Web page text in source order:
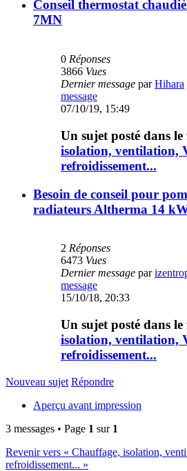
Conseil thermostat
7MN
0 Réponses
3866 Vues
Dernier message parHihara
message
07/10/19, 15:49
Un sujet posté dans
isolation, ventilation,
refroidissement...
Besoin de conseil pour
radiateurs Altherma 14
2 Réponses
6473 Vues
Dernier message par
message
15/10/18, 20:33
Un sujet posté dans
isolation, ventilation,
refroidissement...
Nouveau sujet Répondre
Aperçu avant impression
3 messages • Page 1 sur 1
Revenir vers « Chauffage, isolation,
refroidissement... »